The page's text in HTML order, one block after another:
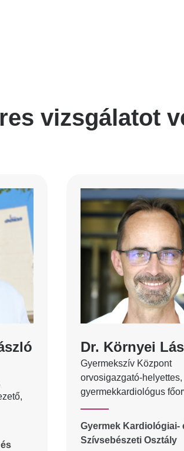
vizsgálatot
Dr. Környei
Gyermekszív Központ
orvosigazgató-helyettes,
gyermekkardiológus
Gyermek Kardiológiai-
Szívsebészeti Osztály